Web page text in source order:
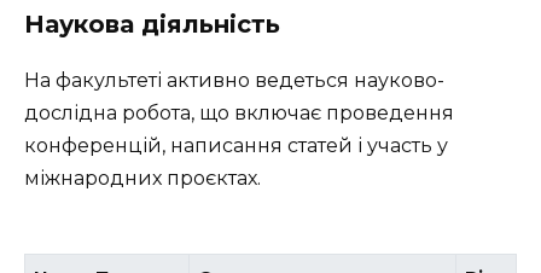
Наукова діяльність
На факультеті активно ведеться науково-
дослідна робота, що включає проведення
конференцій, написання статей і участь у
міжнародних проєктах.